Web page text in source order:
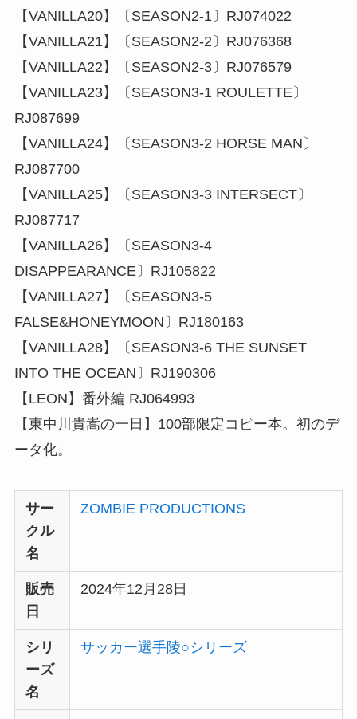
【VANILLA20】〔SEASON2-1〕RJ074022
【VANILLA21】〔SEASON2-2〕RJ076368
【VANILLA22】〔SEASON2-3〕RJ076579
【VANILLA23】〔SEASON3-1 ROULETTE〕
RJ087699
【VANILLA24】〔SEASON3-2 HORSE MAN〕
RJ087700
【VANILLA25】〔SEASON3-3 INTERSECT〕
RJ087717
【VANILLA26】〔SEASON3-4
DISAPPEARANCE〕RJ105822
【VANILLA27】〔SEASON3-5
FALSE&HONEYMOON〕RJ180163
【VANILLA28】〔SEASON3-6 THE SUNSET
INTO THE OCEAN〕RJ190306
【LEON】番外編 RJ064993
【東中川貴嵩の一日】100部限定コピー本。初のデ
ータ化。
サー
クル
名
ZOMBIE PRODUCTIONS
販売
日
2024年12月28日
シリ
ーズ
名
サッカー選手陵○シリーズ